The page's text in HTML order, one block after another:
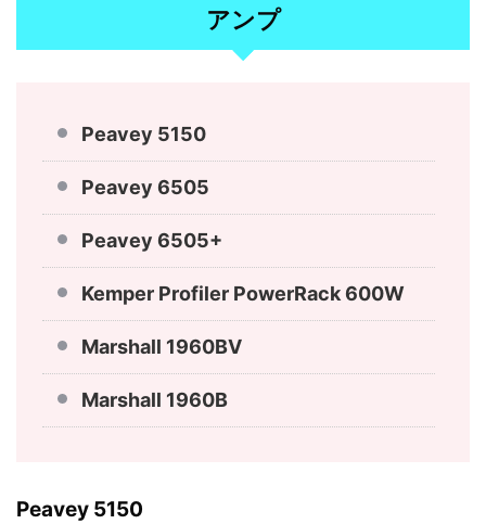
アンプ
Peavey 5150
Peavey 6505
Peavey 6505+
Kemper Profiler PowerRack 600W
Marshall 1960BV
Marshall 1960B
Peavey 5150